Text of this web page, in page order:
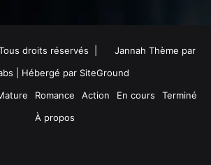
droits réservés |
Jannah Thème par
| Hébergé par SiteGround
Romance Action En cours
Terminé
À propos